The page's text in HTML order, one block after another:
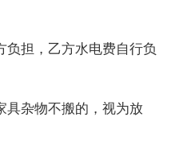
担，乙方水电费自行负
杂物不搬的，视为放